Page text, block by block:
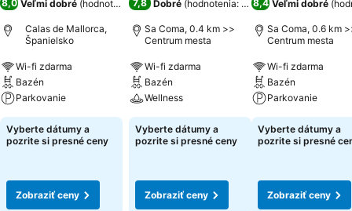
8,0 Veľmi dobré (hodnotenia: 3 631)
Calas de Mallorca,
Španielsko
Wi-fi zdarma
Bazén
Parkovanie
Vyberte dátumy a
pozrite si presné ceny
Zobraziť ceny
7,8 Dobré (hodnotenia: 6 641)
Sa Coma, 0.4 km >>
Centrum mesta
Wi-fi zdarma
Bazén
Wellness
Vyberte dátumy a
pozrite si presné ceny
Zobraziť ceny
8,4 Veľmi dobré (
Sa Coma, 0.6 km
Centrum mesta
Wi-fi zdarma
Bazén
Parkovanie
Vyberte dátumy a
pozrite si presné
Zobraziť ceny